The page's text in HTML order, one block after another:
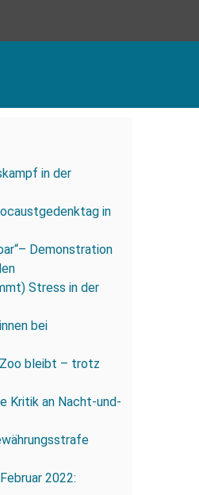
in der
in
Demonstration
Stress in der
bei
bleibt – trotz
Kritik an Nacht-und-
2022: